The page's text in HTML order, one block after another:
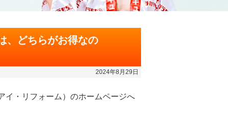
、どちらがお得なの
2024年8月29日
イ・リフォーム）のホームページへ